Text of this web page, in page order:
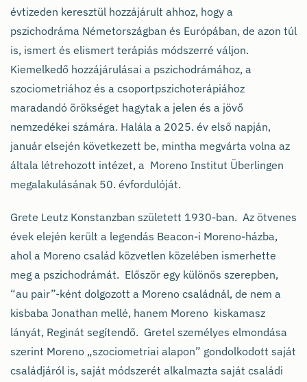
évtizeden keresztül hozzájárult ahhoz, hogy a
pszichodráma Németországban és Európában, de azon túl
is, ismert és elismert terápiás módszerré váljon.
Kiemelkedő hozzájárulásai a pszichodrámához, a
szociometriához és a csoportpszichoterápiához
maradandó örökséget hagytak a jelen és a jövő
nemzedékei számára. Halála a 2025. év első napján,
január elsején következett be, mintha megvárta volna az
általa létrehozott intézet, a Moreno Institut Überlingen
megalakulásának 50. évfordulóját.
Grete Leutz Konstanzban született 1930-ban. Az ötvenes
évek elején került a legendás Beacon-i Moreno-házba,
ahol a Moreno család közvetlen közelében ismerhette
meg a pszichodrámát. Először egy különös szerepben,
“au pair”-ként dolgozott a Moreno családnál, de nem a
kisbaba Jonathan mellé, hanem Moreno kiskamasz
lányát, Reginát segítendő. Gretel személyes elmondása
szerint Moreno „szociometriai alapon” gondolkodott saját
családjáról is, saját módszerét alkalmazta saját családi